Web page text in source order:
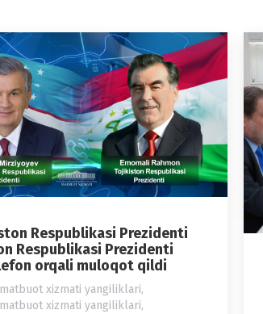
Respublikasi Prezidenti
Respublikasi Prezidenti
orqali muloqot qildi
xizmati yangiliklari,
xizmati yangiliklari,